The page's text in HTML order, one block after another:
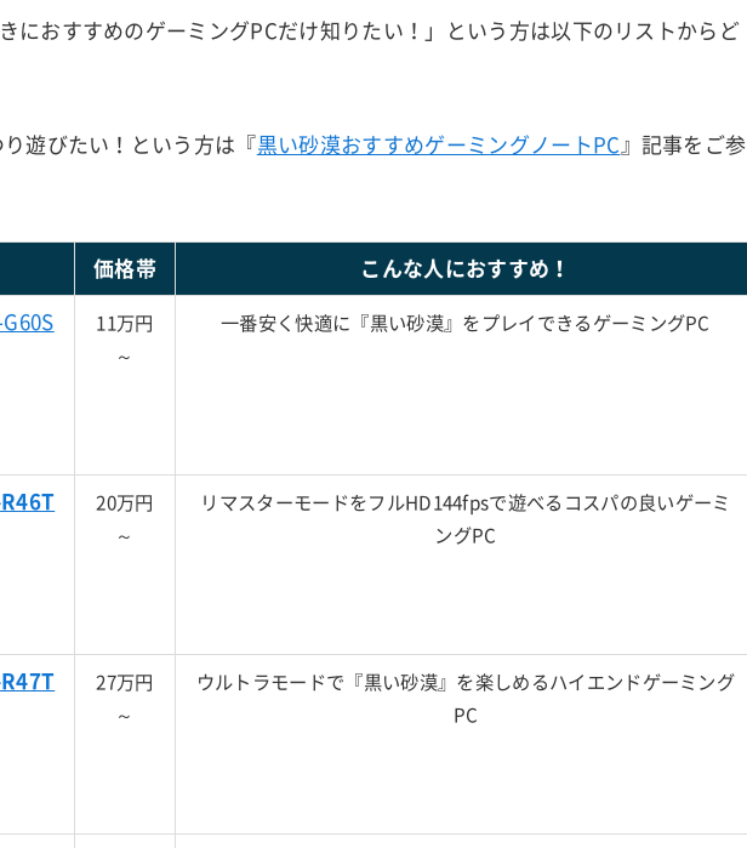
におすすめのゲーミングPCだけ知りたい！」という方は以下のリストからど
り遊びたい！という方は『黒い砂漠おすすめゲーミングノートPC 』記事をご参
価格帯 こんな人におすすめ！
11万円
～
一番安く快適に『黒い砂漠』をプレイできるゲーミングPC
20万円
～
リマスターモードをフルHD144fpsで遊べるコスパの良いゲーミ
ングPC
27万円
～
ウルトラモードで『黒い砂漠』を楽しめるハイエンドゲーミング
PC